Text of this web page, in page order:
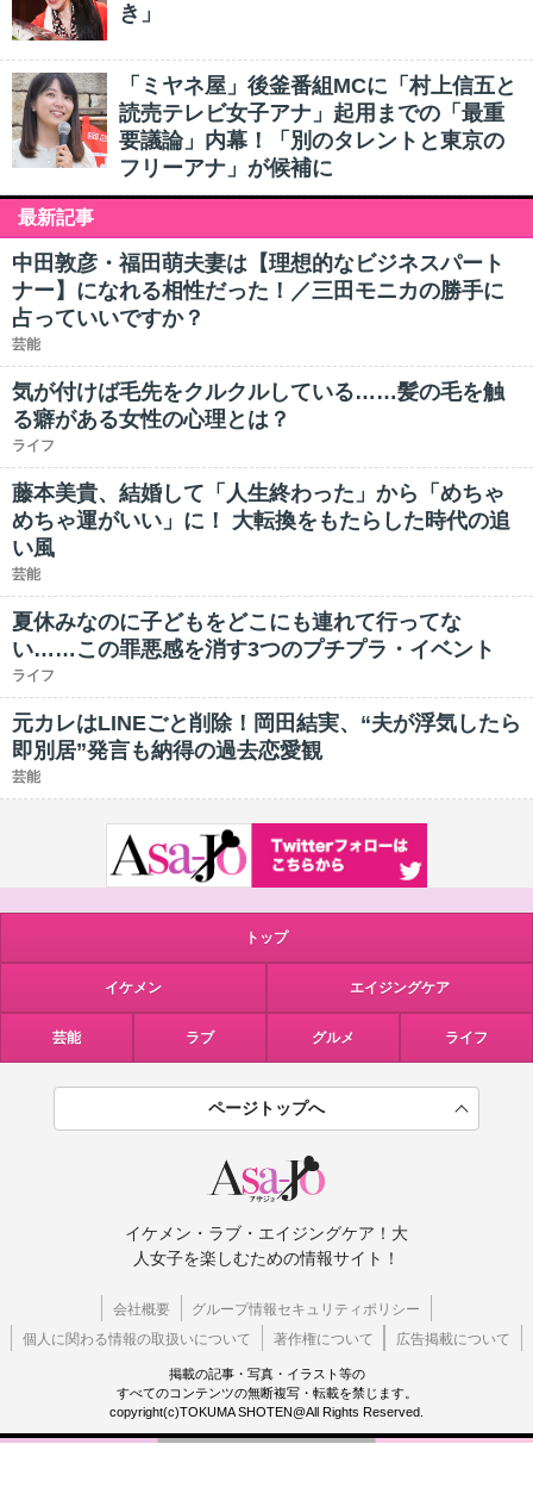
き」
「ミヤネ屋」後釜番組MCに「村上信五と
読売テレビ女子アナ」起用までの「最重
要議論」内幕！「別のタレントと東京の
フリーアナ」が候補に
最新記事
中田敦彦・福田萌夫妻は【理想的なビジネスパート
ナー】になれる相性だった！／三田モニカの勝手に
占っていいですか？
芸能
気が付けば毛先をクルクルしている……髪の毛を触
る癖がある女性の心理とは？
ライフ
藤本美貴、結婚して「人生終わった」から「めちゃ
めちゃ運がいい」に！ 大転換をもたらした時代の追
い風
芸能
夏休みなのに子どもをどこにも連れて行ってな
い……この罪悪感を消す3つのプチプラ・イベント
ライフ
元カレはLINEごと削除！岡田結実、“夫が浮気したら
即別居”発言も納得の過去恋愛観
芸能
トップ
イケメン エイジングケア
芸能 ラブ グルメ ライフ
ページトップへ
イケメン・ラブ・エイジングケア！大
人女子を楽しむための情報サイト！
会社概要
グループ情報セキュリティポリシー
個人に関わる情報の取扱いについて
著作権について 広告掲載について
掲載の記事・写真・イラスト等の
すべてのコンテンツの無断複写・転載を禁じます。
copyright(c)TOKUMA SHOTEN@All Rights Reserved.